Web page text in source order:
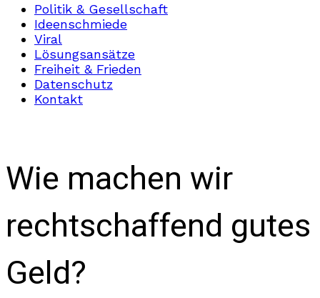
Politik & Gesellschaft
Ideenschmiede
Viral
Lösungsansätze
Freiheit & Frieden
Datenschutz
Kontakt
Wie machen wir
rechtschaffend gutes
Geld?